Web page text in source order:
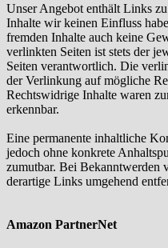
Unser Angebot enthält Links
Inhalte wir keinen Einfluss
fremden Inhalte auch keine
verlinkten Seiten ist stets der
Seiten verantwortlich. Die
der Verlinkung auf mögliche
Rechtswidrige Inhalte waren
erkennbar.
Eine permanente inhaltliche
jedoch ohne konkrete
zumutbar. Bei Bekanntwerden
derartige Links umgehend
Amazon PartnerNet